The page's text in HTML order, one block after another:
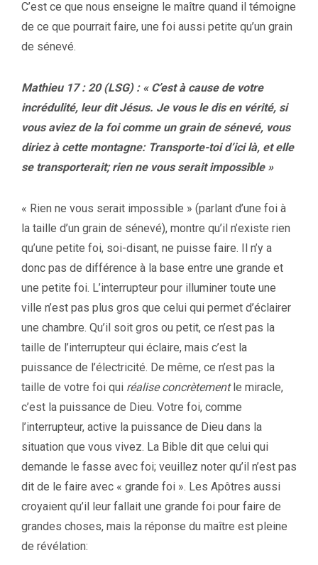
C’est ce que nous enseigne le maître quand il témoigne
de ce que pourrait faire, une foi aussi petite qu’un grain
de sénevé.
Mathieu 17 : 20 (LSG) : « C’est à cause de votre
incrédulité, leur dit Jésus. Je vous le dis en vérité, si
vous aviez de la foi comme un grain de sénevé, vous
diriez à cette montagne: Transporte-toi d’ici là, et elle
se transporterait; rien ne vous serait impossible »
« Rien ne vous serait impossible » (parlant d’une foi à
la taille d’un grain de sénevé), montre qu’il n’existe rien
qu’une petite foi, soi-disant, ne puisse faire. Il n’y a
donc pas de différence à la base entre une grande et
une petite foi. L’interrupteur pour illuminer toute une
ville n’est pas plus gros que celui qui permet d’éclairer
une chambre. Qu’il soit gros ou petit, ce n’est pas la
taille de l’interrupteur qui éclaire, mais c’est la
puissance de l’électricité. De même, ce n’est pas la
taille de votre foi qui réalise concrètementle miracle,
c’est la puissance de Dieu. Votre foi, comme
l’interrupteur, active la puissance de Dieu dans la
situation que vous vivez. La Bible dit que celui qui
demande le fasse avec foi; veuillez noter qu’il n’est pas
dit de le faire avec « grande foi ». Les Apôtres aussi
croyaient qu’il leur fallait une grande foi pour faire de
grandes choses, mais la réponse du maître est pleine
de révélation: